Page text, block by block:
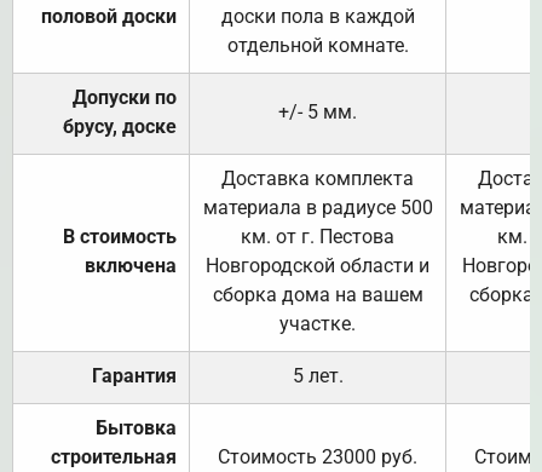
половой доски
доски пола в каждой
отдельной комнате.
Допуски по
брусу, доске
+/- 5 мм.
В стоимость
включена
Доставка комплекта
материала в радиусе 500
км. от г. Пестова
Новгородской области и
сборка дома на вашем
участке.
км.
Гарантия 5 лет.
Бытовка
строительная
Стоимость 23000 руб.